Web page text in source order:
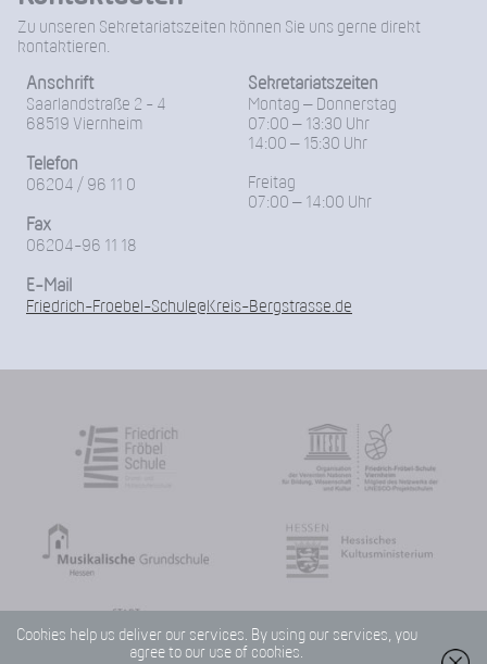
Zu unseren Sekretariatszeiten können Sie uns gerne direkt
kontaktieren.
Anschrift
Saarlandstraße 2 - 4
68519 Viernheim
Telefon
06204 / 96 11 0
Fax
06204-96 11 18
Sekretariatszeiten
Montag – Donnerstag
07:00 – 13:30 Uhr
14:00 – 15:30 Uhr
Freitag
07:00 – 14:00 Uhr
E-Mail
Friedrich-Froebel-Schule@Kreis-Bergstrasse.de
Cookies help us deliver our services. By using our services, you
agree to our use of cookies.